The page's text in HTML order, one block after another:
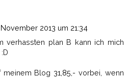
2013 um 21:34
verhassten plan B kann ich mich
meinem Blog 31,85,- vorbei, wenn